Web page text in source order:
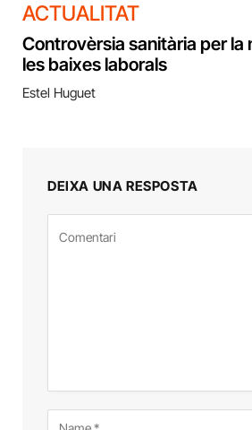
ACTUALITAT
Controvèrsia sanitària per la
les baixes laborals
Estel Huguet
DEIXA UNA RESPOSTA